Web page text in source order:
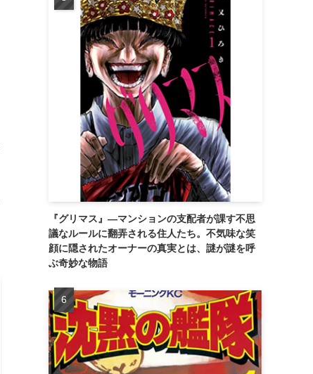
『グリマス』―マンションの支配者が課す不思
議なルールに翻弄される住人たち。不気味な笑
顔に隠されたオーナーの真実とは、謎が謎を呼
ぶ奇妙な物語